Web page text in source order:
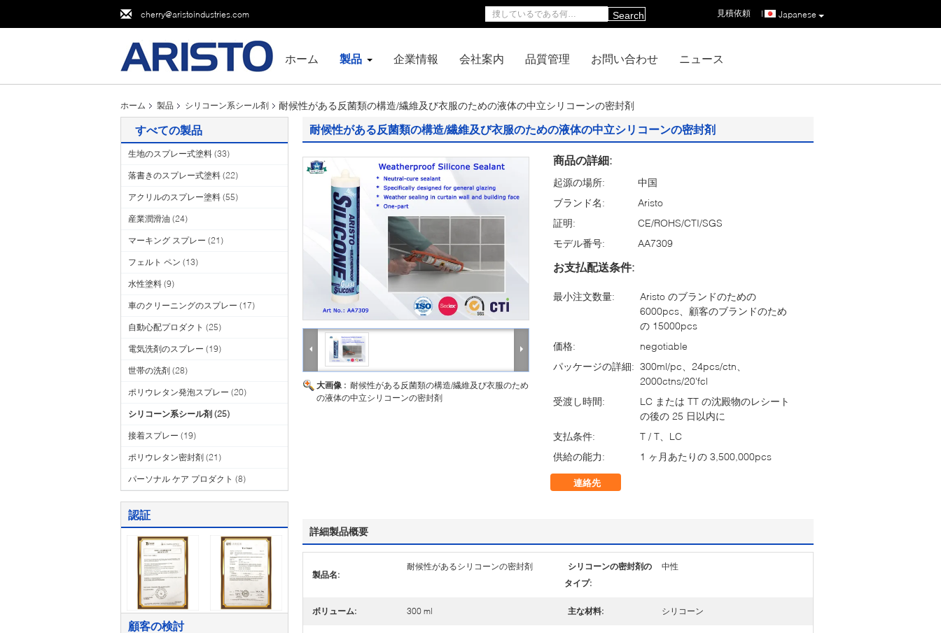
cherry@aristoindustries.com Japanese
見積依頼 |
Search
ホーム 製品 企業情報 会社案内 品質管理 お問い合わせ ニュース
ホーム 製品 シリコーン系シール剤 耐候性がある反菌類の構造/繊維及び衣服のための液体の中立シリコーンの密封剤
すべての製品
生地のスプレー式塗料 (33)
落書きのスプレー式塗料 (22)
アクリルのスプレー塗料 (55)
産業潤滑油 (24)
マーキング スプレー (21)
フェルト ペン (13)
水性塗料 (9)
車のクリーニングのスプレー (17)
自動心配プロダクト (25)
電気洗剤のスプレー (19)
世帯の洗剤 (28)
ポリウレタン発泡スプレー (20)
シリコーン系シール剤 (25)
接着スプレー (19)
ポリウレタン密封剤 (21)
パーソナル ケア プロダクト (8)
認証
顧客の検討
耐候性がある反菌類の構造/繊維及び衣服のための液体の中立シリコーンの密封剤
大画像 : 耐候性がある反菌類の構造/繊維及び衣服のため
の液体の中立シリコーンの密封剤
商品の詳細:
起源の場所:
中国
ブランド名:
Aristo
証明:
CE/ROHS/CTI/SGS
モデル番号:
AA7309
お支払配送条件:
最小注文数量:
Aristo のブランドのための
6000pcs、顧客のブランドのため
の 15000pcs
価格:
negotiable
パッケージの詳細: 300ml/pc、24pcs/ctn、
2000ctns/20'fcl
受渡し時間:
LC または TT の沈殿物のレシート
の後の 25 日以内に
支払条件:
T / T、LC
供給の能力:
1 ヶ月あたりの 3,500,000pcs
連絡先
詳細製品概要
製品名:
耐候性があるシリコーンの密封剤
シリコーンの密封剤の
タイプ:
中性
ボリューム: 300 ml 主な材料: シリコーン